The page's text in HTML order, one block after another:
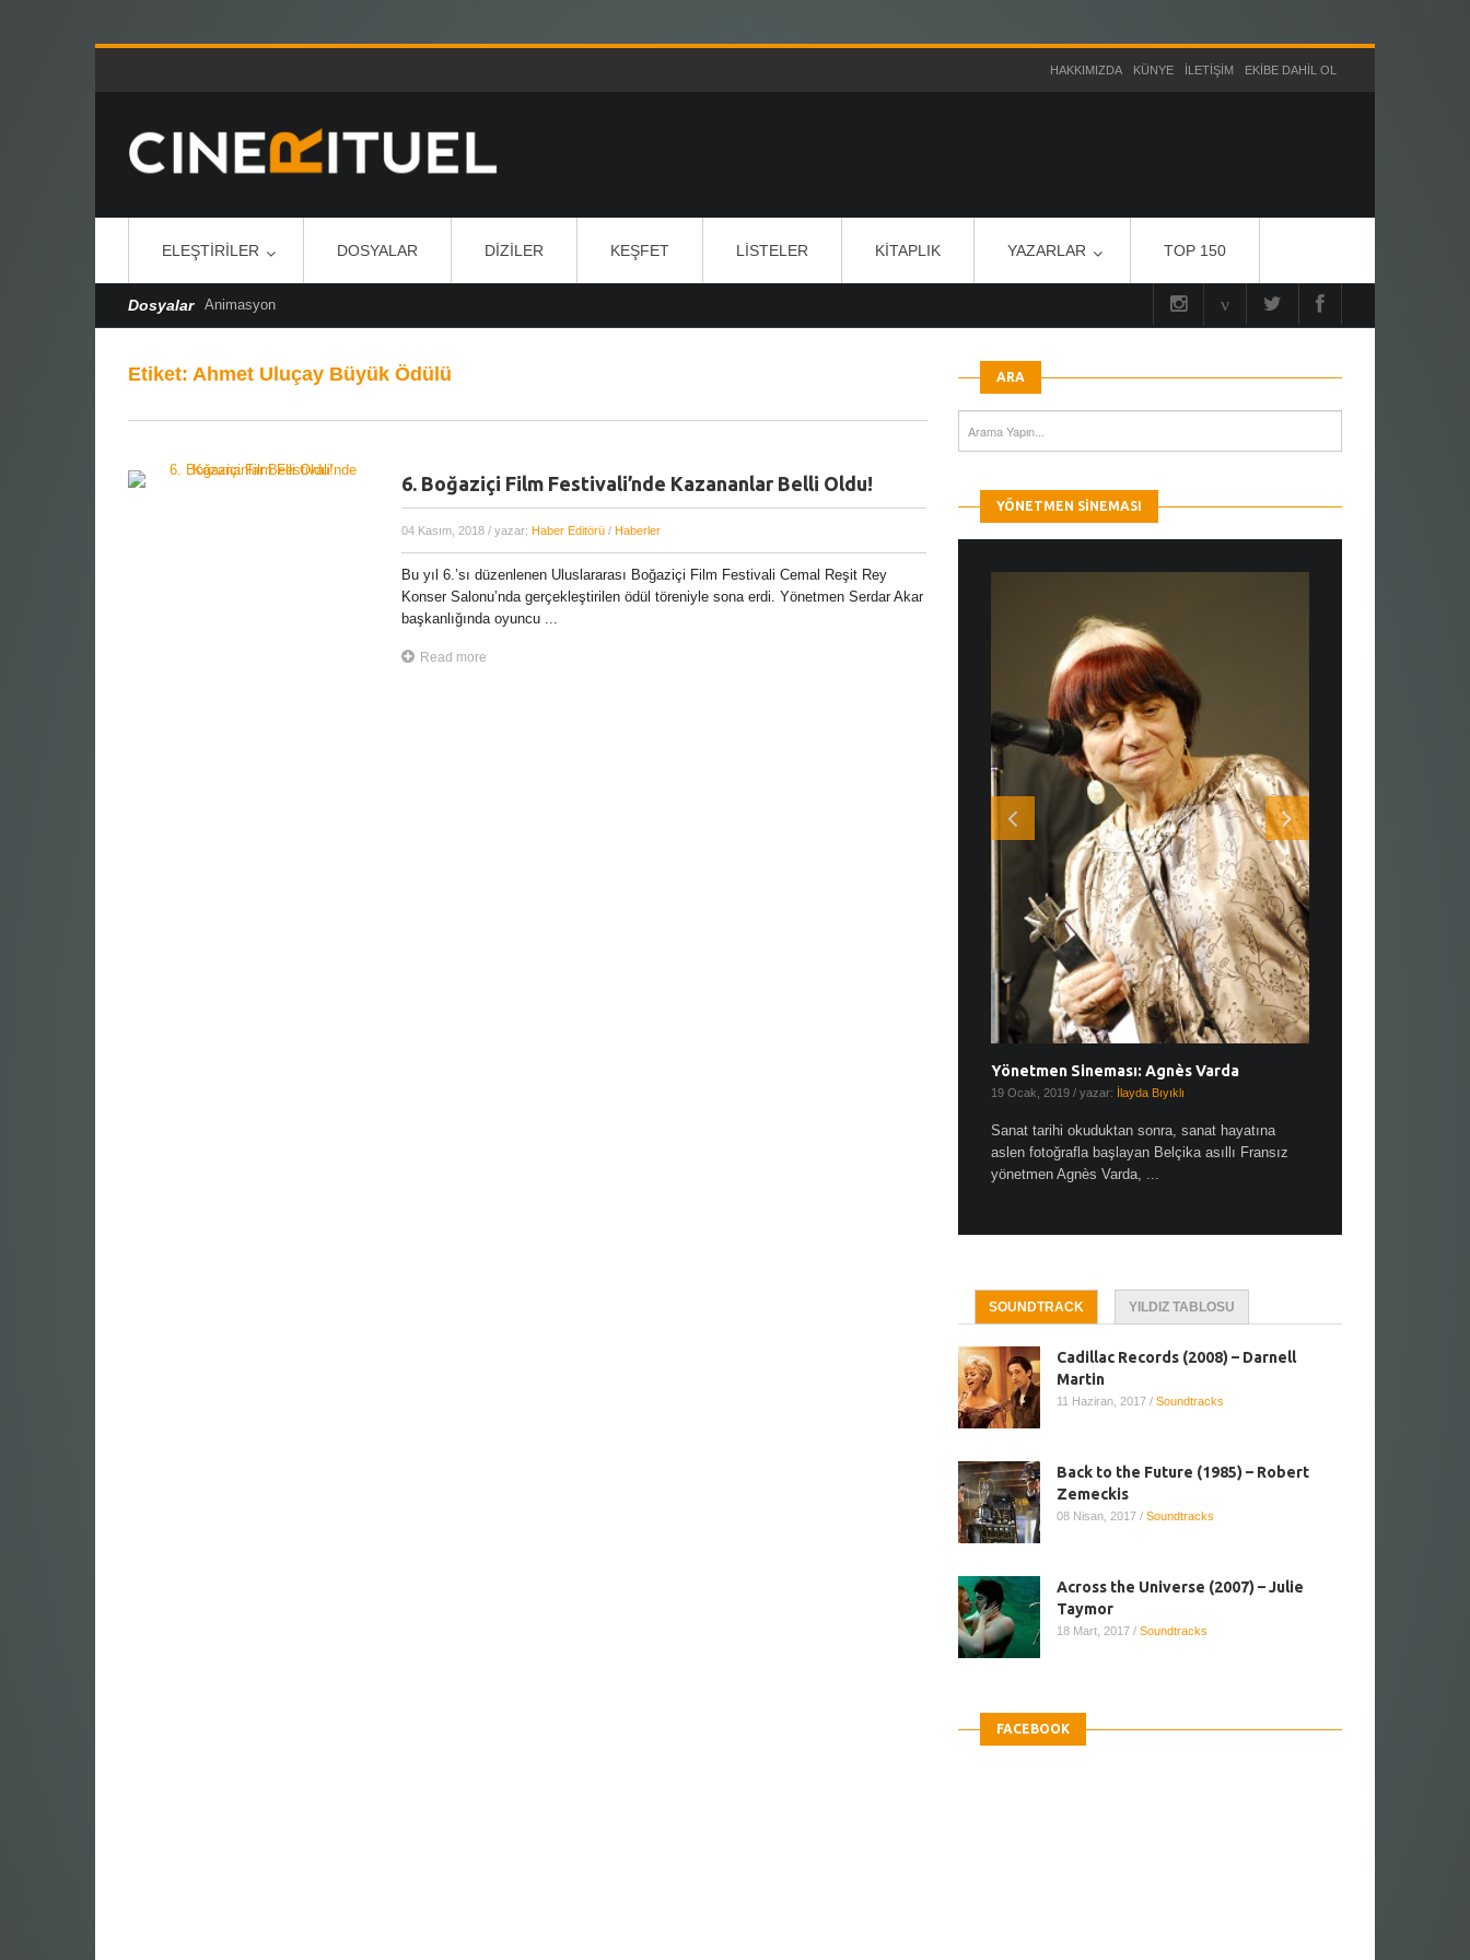
HAKKIMIZDA KÜNYE İLETIŞIM EKIBE DAHIL OL
ELEŞTIRILER DOSYALAR DIZILER KEŞFET LISTELER KITAPLIK YAZARLAR TOP 150
Dosyalar Animasyon
Etiket: Ahmet Uluçay Büyük Ödülü
6. Boğaziçi Film Festivali’nde Kazananlar Belli Oldu!
04 Kasım, 2018 / yazar: Haber Editörü/ Haberler
Bu yıl 6.’sı düzenlenen Uluslararası Boğaziçi Film Festivali Cemal Reşit Rey
Konser Salonu’nda gerçekleştirilen ödül töreniyle sona erdi. Yönetmen Serdar Akar
başkanlığında oyuncu ...
Read more
ARA
YÖNETMEN SINEMASI
Yönetmen Sineması: Agnès Varda
19 Ocak, 2019 / yazar: İlayda Bıyıklı
Sanat tarihi okuduktan sonra, sanat hayatına
aslen fotoğrafla başlayan Belçika asıllı Fransız
yönetmen Agnès Varda, ...
SOUNDTRACK YILDIZ TABLOSU
Cadillac Records (2008) – Darnell
Martin
11 Haziran, 2017 / Soundtracks
Back to the Future (1985) – Robert
Zemeckis
08 Nisan, 2017 / Soundtracks
Across the Universe (2007) – Julie
Taymor
18 Mart, 2017 / Soundtracks
FACEBOOK